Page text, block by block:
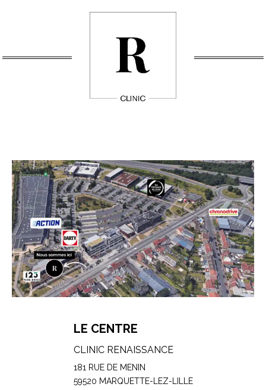
LE CENTRE
CLINIC RENAISSANCE
181 RUE DE MENIN
59520 MARQUETTE-LEZ-LILLE